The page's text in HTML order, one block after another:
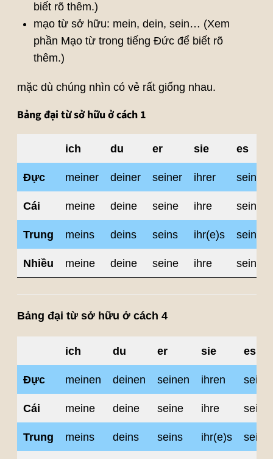
biết rõ thêm.)
mạo từ sở hữu: mein, dein, sein… (Xem
phần Mạo từ trong tiếng Đức để biết rõ
thêm.)
mặc dù chúng nhìn có vẻ rất giống nhau.
Bảng đại từ sở hữu ở cách 1
ich du er sie es
Đực meiner deiner seiner ihrer seiner
Cái meine deine seine ihre seine
Trung meins deins seins ihr(e)s seins
Nhiều meine deine seine ihre seine
Bảng đại từ sở hữu ở cách 4
ich du er sie es
Đực meinen deinen seinen ihren
Cái meine deine seine ihre seine
Trung meins deins seins ihr(e)s seins